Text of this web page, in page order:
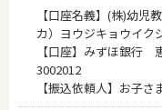
【口座名義】(株)幼児
カ）ヨウジキョウイク
【口座】みずほ銀行
3002012
【振込依頼人】お子さ